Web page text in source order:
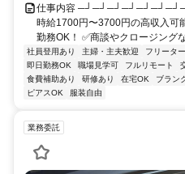
仕事内容
時給1700円〜3700円の高収入可
勤務OK！ ✅商談やクロージング
社員登用あり 主婦・主夫歓迎 フリータ
即日勤務OK
職場見学可 フルリモート
食費補助あり
研修あり 在宅OK ブラン
ピアスOK
服装自由
業務委託